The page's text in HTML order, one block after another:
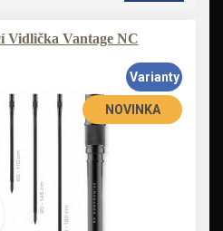
Vidlička Vantage NC
NOVINKA
Varianty